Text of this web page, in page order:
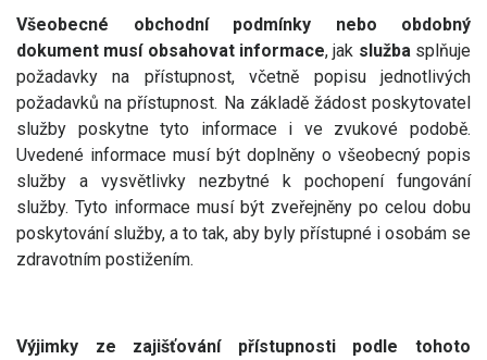
Všeobecné obchodní podmínky nebo obdobný
dokument musí obsahovat informace, jak službasplňuje
požadavky na přístupnost, včetně popisu jednotlivých
požadavků na přístupnost. Na základě žádost poskytovatel
služby poskytne tyto informace i ve zvukové podobě.
Uvedené informace musí být doplněny o všeobecný popis
služby a vysvětlivky nezbytné k pochopení fungování
služby. Tyto informace musí být zveřejněny po celou dobu
poskytování služby, a to tak, aby byly přístupné i osobám se
zdravotním postižením.
Výjimky ze zajišťování přístupnosti podle tohoto